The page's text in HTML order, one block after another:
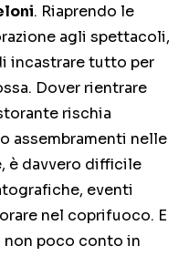
. Riaprendo le
agli spettacoli,
incastrare tutto per
Dover rientrare
rischia
assembramenti nelle
è davvero difficile
eventi
nel coprifuoco. E
non poco conto in